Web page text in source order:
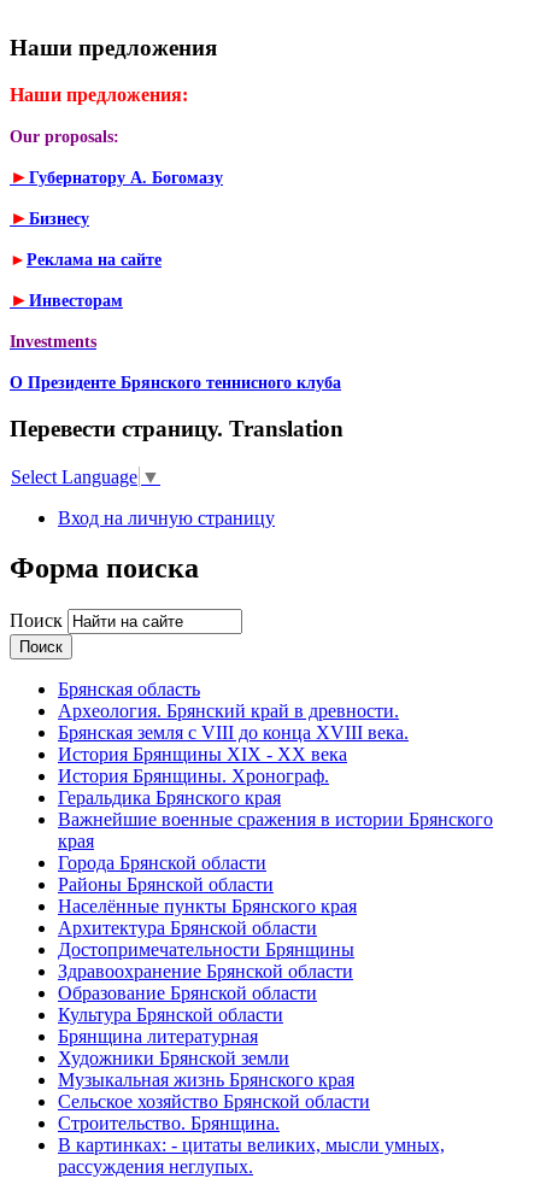
Наши предложения
Наши предложения:
Our proposals:
► Губернатору А. Богомазу
► Бизнесу
► Реклама на сайте
► Инвесторам
Investments
О Президенте Брянского теннисного клуба
Перевести страницу. Translation
Select Language ▼
Вход на личную страницу
Форма поиска
Поиск
Брянская область
Археология. Брянский край в древности.
Брянская земля с VIII до конца XVIII века.
История Брянщины XIX - XX века
История Брянщины. Хронограф.
Геральдика Брянского края
Важнейшие военные сражения в истории Брянского
края
Города Брянской области
Районы Брянской области
Населённые пункты Брянского края
Архитектура Брянской области
Достопримечательности Брянщины
Здравоохранение Брянской области
Образование Брянской области
Культура Брянской области
Брянщина литературная
Художники Брянской земли
Музыкальная жизнь Брянского края
Сельское хозяйство Брянской области
Строительство. Брянщина.
В картинках: - цитаты великих, мысли умных,
рассуждения неглупых.